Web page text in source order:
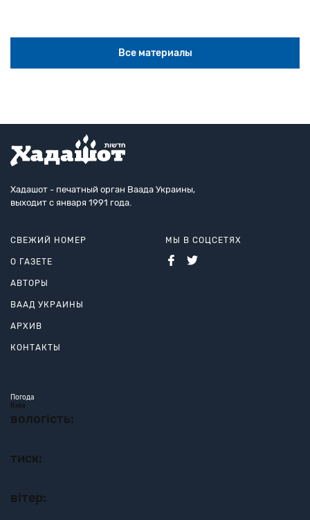
Все материалы
Хадашот - печатный орган Ваада Украины,
выходит с января 1991 года.
СВЕЖИЙ НОМЕР
О ГАЗЕТЕ
АВТОРЫ
ВААД УКРАИНЫ
АРХИВ
КОНТАКТЫ
МЫ В СОЦСЕТЯХ
Погода
Київ
вологість:
тиск:
вітер: